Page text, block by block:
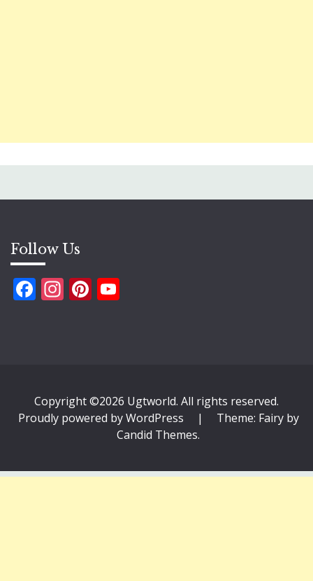
Follow Us
Facebook
Instagram
Pinterest
Copyright ©2026 Ugtworld. All rights reserved.
Proudly powered by WordPress
|
Theme: Fairy by
Candid Themes.